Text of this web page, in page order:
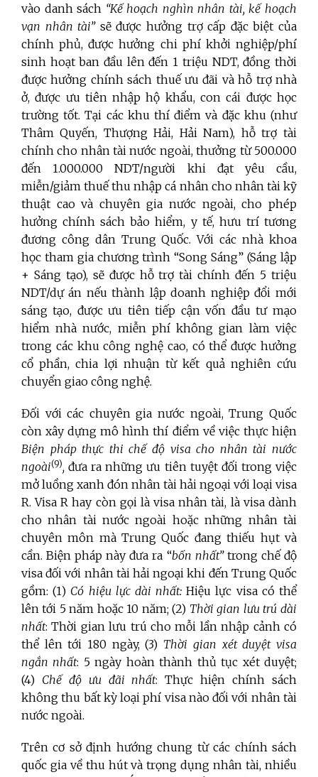
vào danh sách “Kế hoạch nghìn nhân tài, kế hoạch
vạn nhân tài” sẽ được hưởng trợ cấp đặc biệt của
chính phủ, được hưởng chi phí khởi nghiệp/phí
sinh hoạt ban đầu lên đến 1 triệu NDT, đồng thời
được hưởng chính sách thuế ưu đãi và hỗ trợ nhà
ở, được ưu tiên nhập hộ khẩu, con cái được học
trường tốt. Tại các khu thí điểm và đặc khu (như
Thâm Quyến, Thượng Hải, Hải Nam), hỗ trợ tài
chính cho nhân tài nước ngoài, thưởng từ 500.000
đến 1.000.000 NDT/người khi đạt yêu cầu,
miễn/giảm thuế thu nhập cá nhân cho nhân tài kỹ
thuật cao và chuyên gia nước ngoài, cho phép
hưởng chính sách bảo hiểm, y tế, hưu trí tương
đương công dân Trung Quốc. Với các nhà khoa
học tham gia chương trình “Song Sáng” (Sáng lập
+ Sáng tạo), sẽ được hỗ trợ tài chính đến 5 triệu
NDT/dự án nếu thành lập doanh nghiệp đổi mới
sáng tạo, được ưu tiên tiếp cận vốn đầu tư mạo
hiểm nhà nước, miễn phí không gian làm việc
trong các khu công nghệ cao, có thể được hưởng
cổ phần, chia lợi nhuận từ kết quả nghiên cứu
chuyển giao công nghệ.
Đối với các chuyên gia nước ngoài, Trung Quốc
còn xây dựng mô hình thí điểm về việc thực hiện
Biện pháp thực thi chế độ visa cho nhân tài nước
ngoài(9), đưa ra những ưu tiên tuyệt đối trong việc
mở luồng xanh đón nhân tài hải ngoại với loại visa
R. Visa R hay còn gọi là visa nhân tài, là visa dành
cho nhân tài nước ngoài hoặc những nhân tài
chuyên môn mà Trung Quốc đang thiếu hụt và
cần. Biện pháp này đưa ra “bốn nhất”trong chế độ
visa đối với nhân tài hải ngoại khi đến Trung Quốc
gồm: (1) Có hiệu lực dài nhất: Hiệu lực visa có thể
lên tới 5 năm hoặc 10 năm; (2) Thời gian lưu trú dài
nhất: Thời gian lưu trú cho mỗi lần nhập cảnh có
thể lên tới 180 ngày, (3) Thời gian xét duyệt visa
ngắn nhất: 5 ngày hoàn thành thủ tục xét duyệt;
(4) Chế độ ưu đãi nhất: Thực hiện chính sách
không thu bất kỳ loại phí visa nào đối với nhân tài
nước ngoài.
Trên cơ sở định hướng chung từ các chính sách
quốc gia về thu hút và trọng dụng nhân tài, nhiều